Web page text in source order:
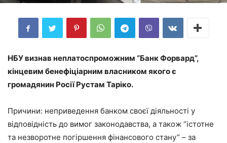
НБУ визнав неплатоспроможним “Банк Форвард”,
кінцевим бенефіціарним власником якого є
громадянин Росії Рустам Таріко.
Причини: неприведення банком своєї діяльності у
відповідність до вимог законодавства, а також “істотне
та незворотне погіршення фінансового стану” – за